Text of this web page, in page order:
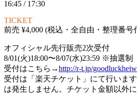
16:45 / 17:30
TICKET
前売 ¥4,000 (税込・全自由・整理番号
オフィシャル先行販売2次受付
8/01(火)18:00〜8/07(水)23:59 ※抽選制
受付はこちら→http://r-t.jp/
受付は「楽天チケット」にて行いま
は発生しません。チケット金額以外